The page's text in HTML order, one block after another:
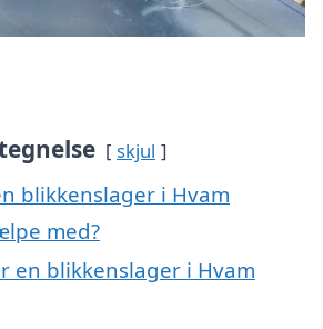
skjul
blikkenslager i Hvam
med?
en blikkenslager i Hvam